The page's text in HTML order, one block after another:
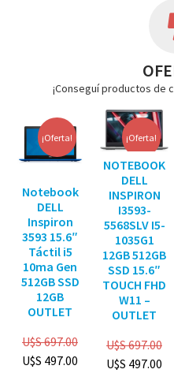
¡Conseguí productos de
¡Oferta!
Notebook
DELL
Inspiron
3593 15.6″
Táctil i5
10ma Gen
512GB SSD
12GB
OUTLET
U$S697.00
U$S 497.00
¡Oferta!
NOTEBOOK
DELL
INSPIRON
I3593-
5568SLV I5-
1035G1
12GB 512GB
SSD 15.6″
TOUCH FHD
W11 –
OUTLET
U$S697.00
U$S 497.00